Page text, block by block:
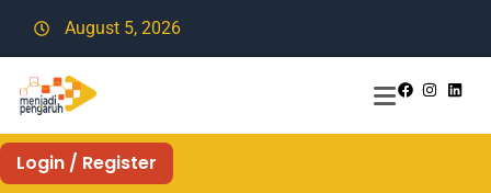
August 5, 2026
Login / Register